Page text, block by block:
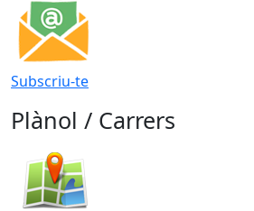
Subscriu-te
Plànol / Carrers